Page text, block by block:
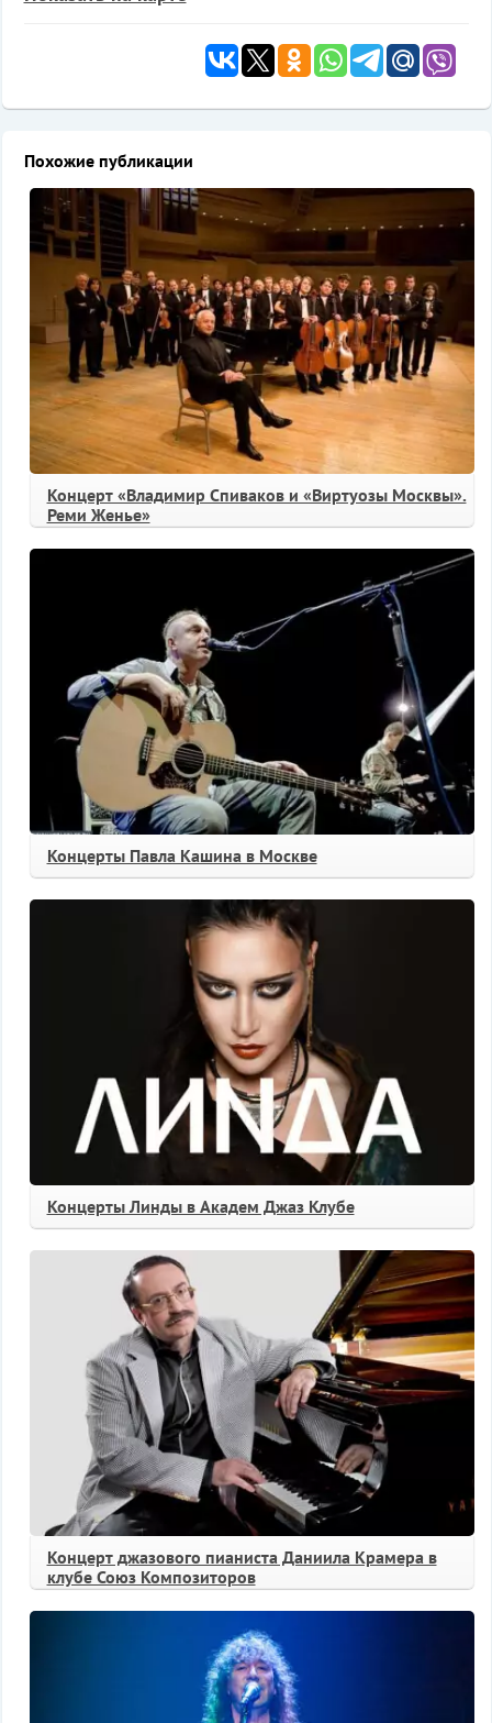
Похожие публикации
Концерт «Владимир Спиваков и «Виртуозы Москвы».
Реми Женье»
Концерты Павла Кашина в Москве
Концерты Линды в Академ Джаз Клубе
Концерт джазового пианиста Даниила Крамера в
клубе Союз Композиторов